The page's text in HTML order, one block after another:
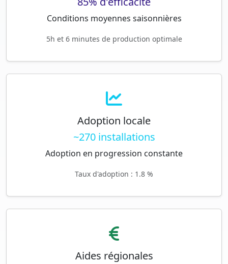
Conditions moyennes saisonnières
5h et 6 minutes de production optimale
Adoption locale
~270 installations
Adoption en progression constante
Taux d'adoption : 1.8 %
Aides régionales